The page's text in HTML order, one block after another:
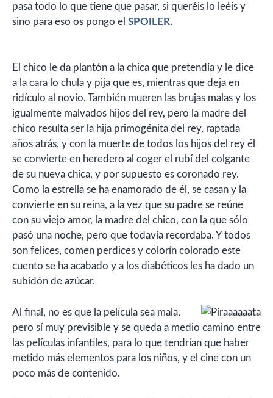
pasa todo lo que tiene que pasar, si queréis lo leéis y
sino para eso os pongo el SPOILER.
El chico le da plantón a la chica que pretendía y le dice
a la cara lo chula y pija que es, mientras que deja en
ridículo al novio. También mueren las brujas malas y los
igualmente malvados hijos del rey, pero la madre del
chico resulta ser la hija primogénita del rey, raptada
años atrás, y con la muerte de todos los hijos del rey él
se convierte en heredero al coger el rubí del colgante
de su nueva chica, y por supuesto es coronado rey.
Como la estrella se ha enamorado de él, se casan y la
convierte en su reina, a la vez que su padre se reúne
con su viejo amor, la madre del chico, con la que sólo
pasó una noche, pero que todavía recordaba. Y todos
son felices, comen perdices y colorín colorado este
cuento se ha acabado y a los diabéticos les ha dado un
subidón de azúcar.
Al final, no es que la película sea mala,
pero sí muy previsible y se queda a medio camino entre
las películas infantiles, para lo que tendrían que haber
metido más elementos para los niños, y el cine con un
poco más de contenido.